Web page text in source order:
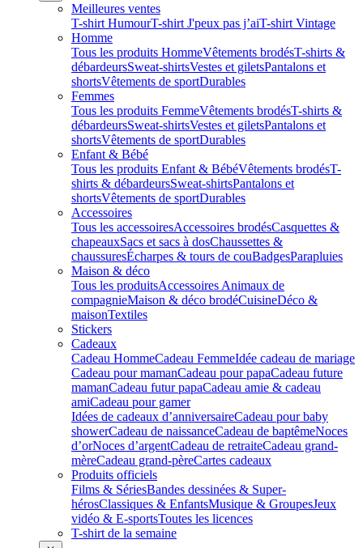
Meilleures ventes
T-shirt HumourT-shirt J'peux pas j’aiT-shirt Vintage
Homme
Tous les produits HommeVêtements brodésT-shirts &
débardeursSweat-shirtsVestes et giletsPantalons et
shortsVêtements de sportDurables
Femmes
Tous les produits FemmeVêtements brodésT-shirts &
débardeursSweat-shirtsVestes et giletsPantalons et
shortsVêtements de sportDurables
Enfant & Bébé
Tous les produits Enfant & BébéVêtements brodésT-
shirts & débardeursSweat-shirtsPantalons et
shortsVêtements de sportDurables
Accessoires
Tous les accessoiresAccessoires brodésCasquettes &
chapeauxSacs et sacs à dosChaussettes &
chaussuresÉcharpes & tours de couBadgesParapluies
Maison & déco
Tous les produitsAccessoires Animaux de
compagnieMaison & déco brodéCuisineDéco &
maisonTextiles
Stickers
Cadeaux
Cadeau HommeCadeau FemmeIdée cadeau de mariage​
Cadeau pour mamanCadeau pour papaCadeau future
mamanCadeau futur papaCadeau amie & cadeau
amiCadeau pour gamer
Idées de cadeaux d’anniversaireCadeau pour baby
showerCadeau de naissanceCadeau de baptêmeNoces
d’orNoces d’argentCadeau de retraiteCadeau grand-
mèreCadeau grand-pèreCartes cadeaux
Produits officiels
Films & SériesBandes dessinées & Super-
hérosClassiques & EnfantsMusique & GroupesJeux
vidéo & E-sportsToutes les licences
T-shirt de la semaine